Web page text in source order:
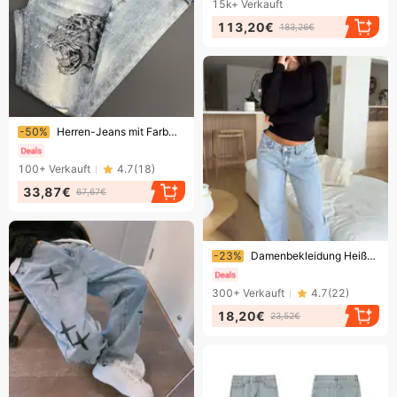
15k+ Verkauft
113,20€ 183,26€
Endet bald!
-50% Herren-Jeans mit Farbwechseleffekt und Tiger-Design – Strass-Denim im Used-Look (Europäische Luxus-Edition)
100+ Verkauft 4.7(18)
33,87€ 67,67€
Endet bald!
-23% Damenbekleidung Heißer Verkauf Niedrige Taille Jeans Modische Retro Gerade Hosen Lose Denim Hosen
300+ Verkauft 4.7(22)
18,20€ 23,52€